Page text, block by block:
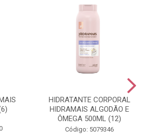
HIDRATANTE CORPORAL
HIDRAMAIS ALGODÃO E
ÔMEGA 500ML (12)
Código: 5079346